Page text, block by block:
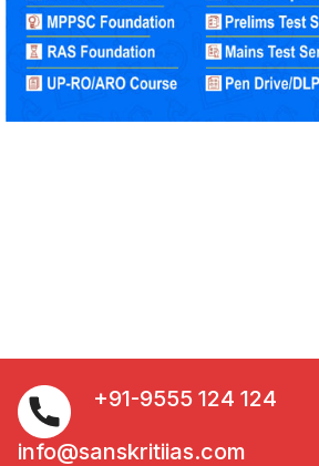
+91-9555 124 124
info@sanskritiias.com